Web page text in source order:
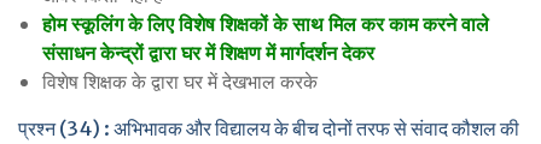
होम स्कूलिंग के लिए विशेष शिक्षकों के साथ मिल कर काम करने वाले
संसाधन केन्द्रों द्वारा घर में शिक्षण में मार्गदर्शन देकर
विशेष शिक्षक के द्वारा घर में देखभाल करके
प्रश्न (34) : अभिभावक और विद्यालय के बीच दोनों तरफ से संवाद कौशल की